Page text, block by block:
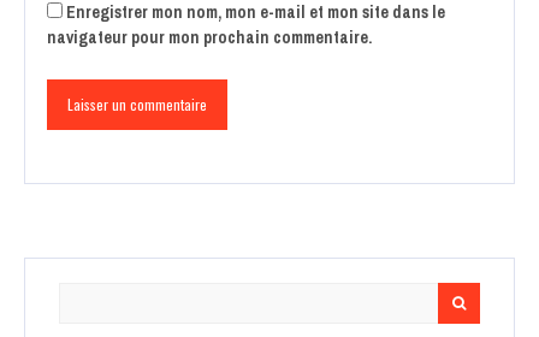
Enregistrer mon nom, mon e-mail et mon site dans le
navigateur pour mon prochain commentaire.